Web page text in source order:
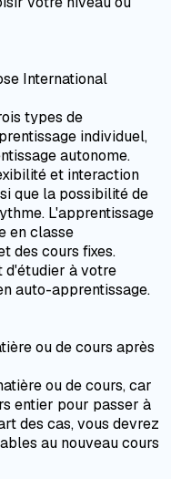
International
types de
individuel,
autonome.
et interaction
que la possibilité de
L'apprentissage
en classe
des cours fixes.
d'étudier à votre
auto-apprentissage.
ou de cours après
ou de cours, car
entier pour passer à
des cas, vous devrez
au nouveau cours